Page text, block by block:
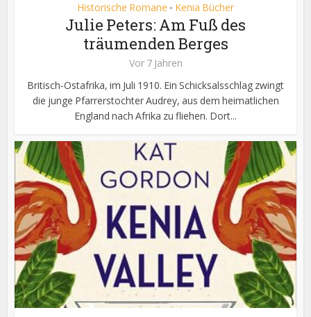
Historische Romane • Kenia Bücher
Julie Peters: Am Fuß des
träumenden Berges
Vor 7 Jahren
Britisch-Ostafrika, im Juli 1910. Ein Schicksalsschlag zwingt
die junge Pfarrerstochter Audrey, aus dem heimatlichen
England nach Afrika zu fliehen. Dort...